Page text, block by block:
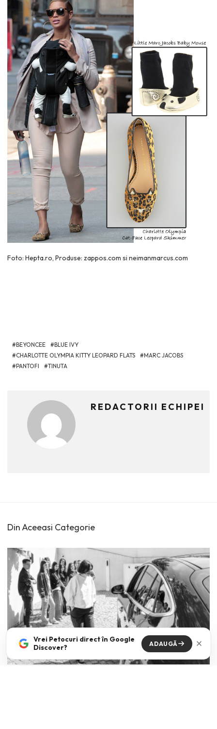
Foto: Hepta.ro, Produse: zappos.com si neimanmarcus.com
BEYONCEE
BLUE IVY
CHARLOTTE OLYMPIA KITTY LEOPARD FLATS
MARC JACOBS
PANTOFI
TINUTA
REDACTORII ECHIPEI
Din Aceeasi Categorie
Vrei Petocuri direct în Google
Discover?
ADAUGĂ